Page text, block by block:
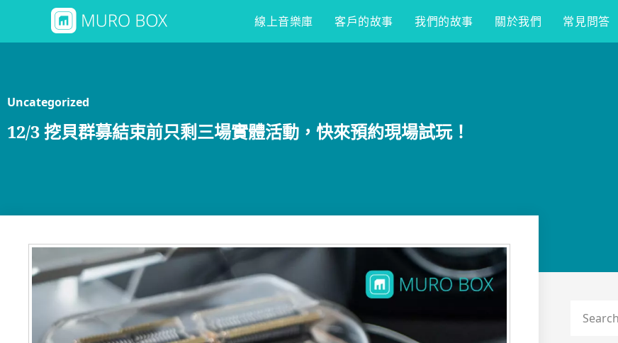
線上音樂庫 客戶的故事 我們的故事 關於我們 常見問答
Uncategorized
12/3 挖貝群募結束前只剩三場實體活動，快來預約現場試玩！